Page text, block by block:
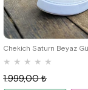
★ ★ ★ ★ ★
1.999,00 ₺
40 42